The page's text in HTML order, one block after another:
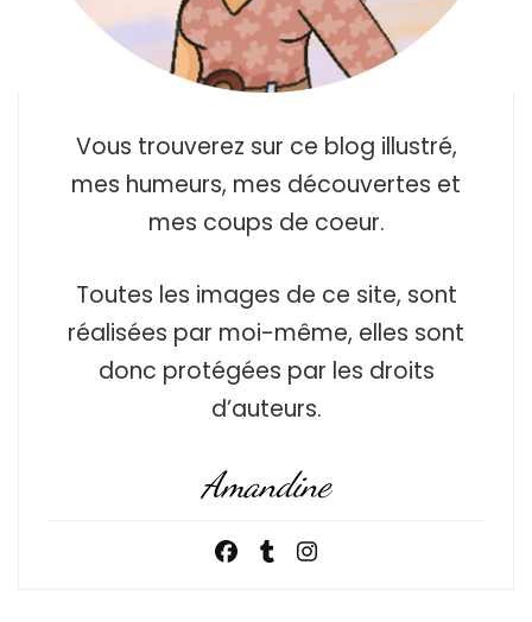
Vous trouverez sur ce blog illustré,
mes humeurs, mes découvertes et
mes coups de coeur.
Toutes les images de ce site, sont
réalisées par moi-même, elles sont
donc protégées par les droits
d’auteurs.
Amandine